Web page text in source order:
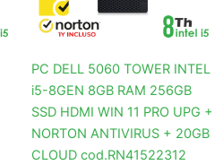
PC DELL 5060 TOWER INTEL
i5-8GEN 8GB RAM 256GB
SSD HDMI WIN 11 PRO UPG +
NORTON ANTIVIRUS + 20GB
CLOUD cod.RN41522312